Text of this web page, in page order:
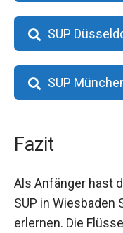
SUP
SUP
Fazit
Als Anfänger hast
SUP in Wiesbaden
erlernen. Die